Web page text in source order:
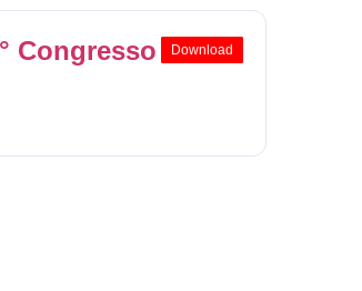
Congresso Download